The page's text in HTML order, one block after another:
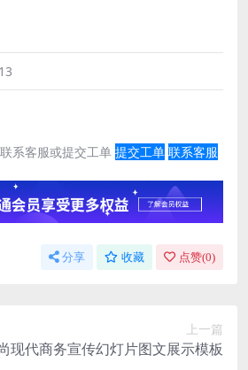
系客服或提交工单 提交工单 联系客服
分享 收藏 点赞(0)
上一篇
现代商务宣传幻灯片图文展示模板